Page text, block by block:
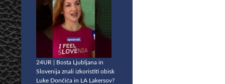
24UR | Bosta Ljubljana in
Slovenija znali izkoristiti obisk
Luke Dončića in LA Lakersov?